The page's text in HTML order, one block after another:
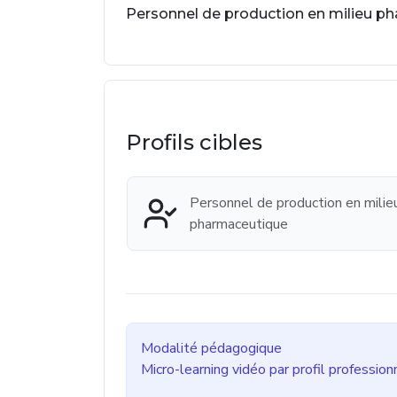
Personnel de production en milieu
Profils cibles
Personnel de production en
pharmaceutique
Modalité pédagogique
Micro-learning vidéo par profil